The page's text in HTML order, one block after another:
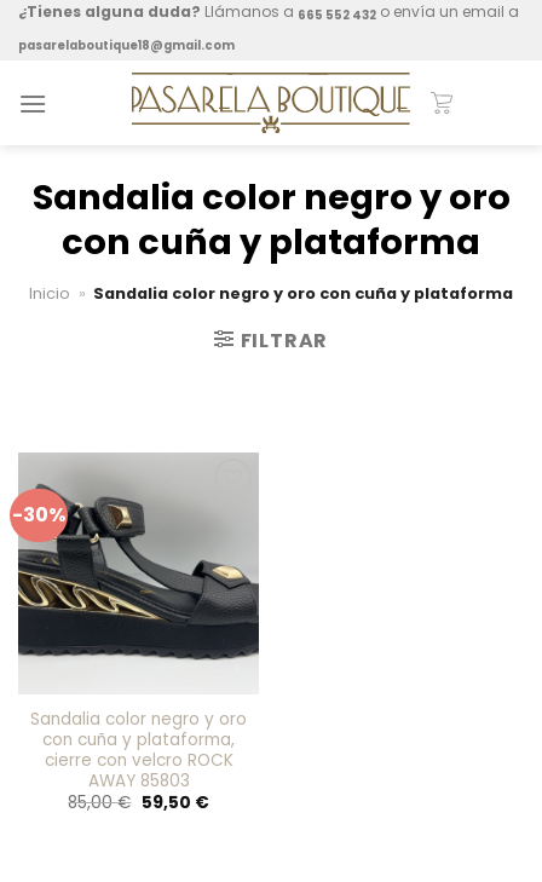
Skip¿Tienes alguna duda? Llámanos a 665 552 432 o envía un email a
pasarelaboutique18@gmail.com
Sandalia color negro y oro
con cuña y plataforma
Inicio » Sandalia color negro y oro con cuña y plataforma
FILTRAR
-30%
Sandalia color negro y oro
con cuña y plataforma,
cierre con velcro ROCK
AWAY 85803
85,00€ El
precio
59,50 €El